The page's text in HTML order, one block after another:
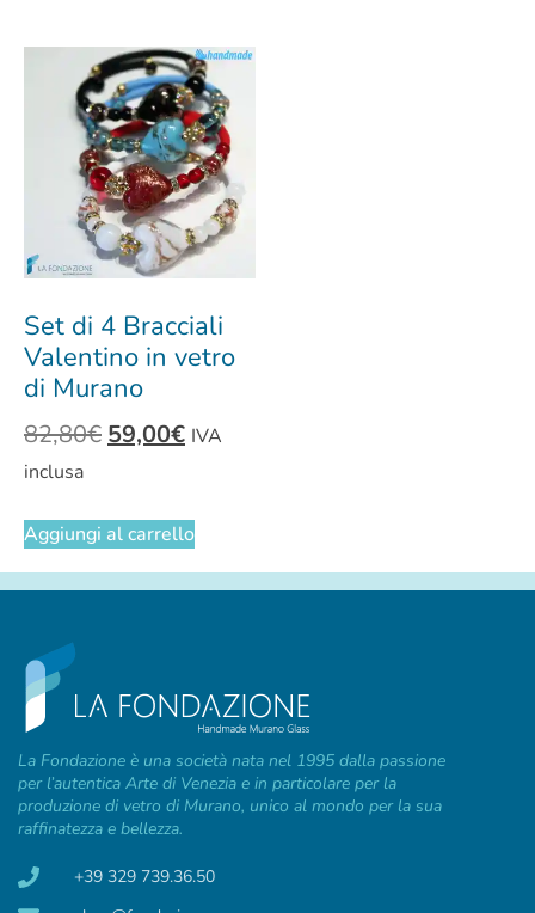
Set di 4 Bracciali
Valentino in vetro
di Murano
82,80€ 59,00€ IVA
inclusa
Aggiungi al carrello
La Fondazione è una società nata nel 1995 dalla passione
per l’autentica Arte di Venezia e in particolare per la
produzione di vetro di Murano, unico al mondo per la sua
raffinatezza e bellezza.
+39 329 739.36.50